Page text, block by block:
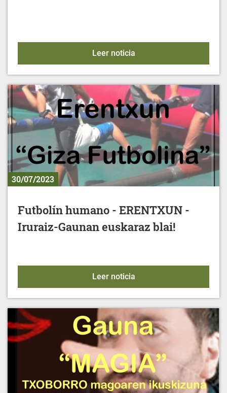
Leer noticiaCine al aire libre "Llenos
30/07/2023
Futbolín humano - ERENTXUN -
Iruraiz-Gaunan euskaraz blai!
Leer noticiaFutbolín humano -